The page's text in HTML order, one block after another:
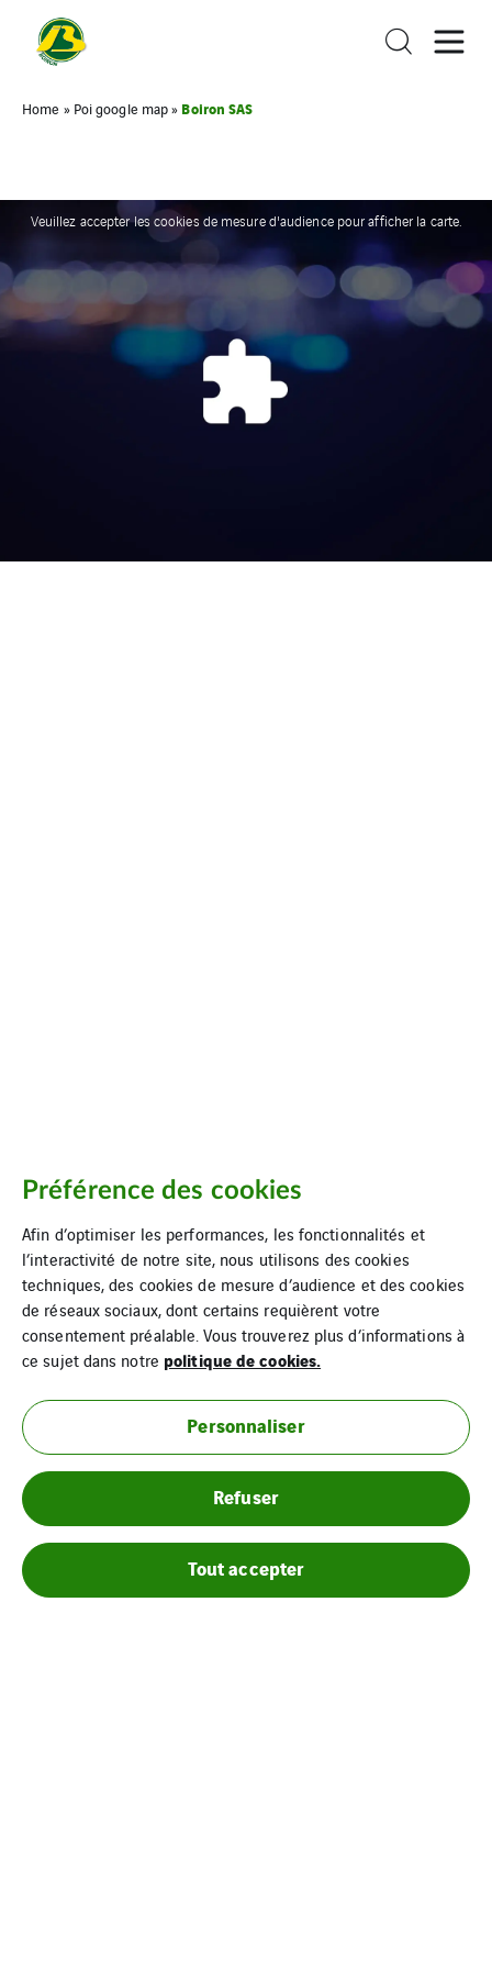
Home » Poi google map» Boiron SAS
Veuillez accepter les cookies de mesure d'audience pour afficher la carte.
Boiron SAS
Préférence des cookies
Afin d’optimiser les performances, les fonctionnalités et
l’interactivité de notre site, nous utilisons des cookies
techniques, des cookies de mesure d’audience et des cookies
de réseaux sociaux, dont certains requièrent votre
consentement préalable. Vous trouverez plus d’informations à
ce sujet dans notre politique de cookies.
Personnaliser
Refuser
Tout accepter